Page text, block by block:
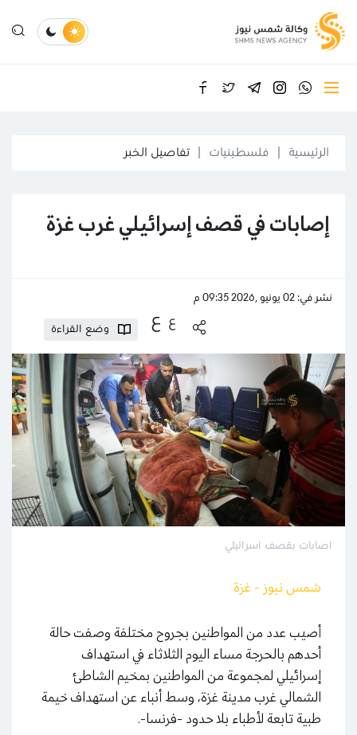
الرئيسية فلسطينيات تفاصيل الخبر
إصابات في قصف إسرائيلي غرب غزة
نشر في: 02 يونيو ,2026 09:35 م
ع ع
وضع القراءة
اصابات بقصف اسرائيلي
شمس نيوز - غزة
أصيب عدد من المواطنين بجروح مختلفة وصفت حالة
أحدهم بالحرجة مساء اليوم الثلاثاء في استهداف
إسرائيلي لمجموعة من المواطنين بمخيم الشاطئ
الشمالي غرب مدينة غزة، وسط أنباء عن استهداف خيمة
طبية تابعة لأطباء بلا حدود -فرنسا-.